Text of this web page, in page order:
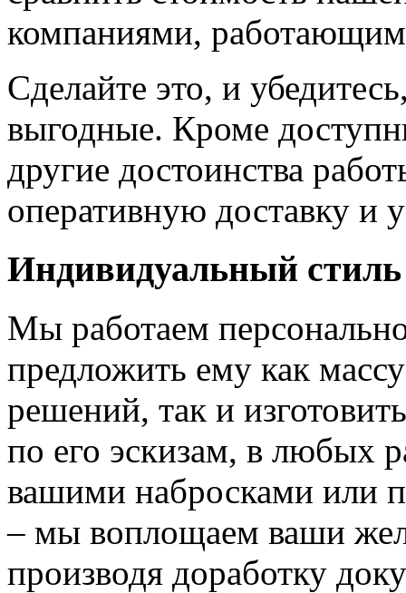
компаниями,
Сделайте это, и
выгодные. Кроме
другие достоинства
оперативную доставку и
Индивидуальный стиль
Мы работаем
предложить ему как
решений, так и
по его эскизам, в любых
вашими набросками или
– мы воплощаем ваши
производя доработку